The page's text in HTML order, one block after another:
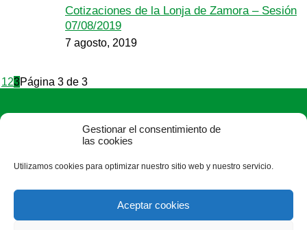
Gestionar el consentimiento de
las cookies
Utilizamos cookies para optimizar nuestro sitio web y nuestro servicio.
Aceptar cookies
Cotizaciones de la Lonja de Zamora – Sesión
07/08/2019
7 agosto, 2019
123Página 3 de 3
ASAJA Zamora - Jóvenes Agricultores
Plaza de Alemania, 1, 3ª - 49014 Zamora - España · Tel.: +34
980 532 154 ·zamora@asajazamora.com